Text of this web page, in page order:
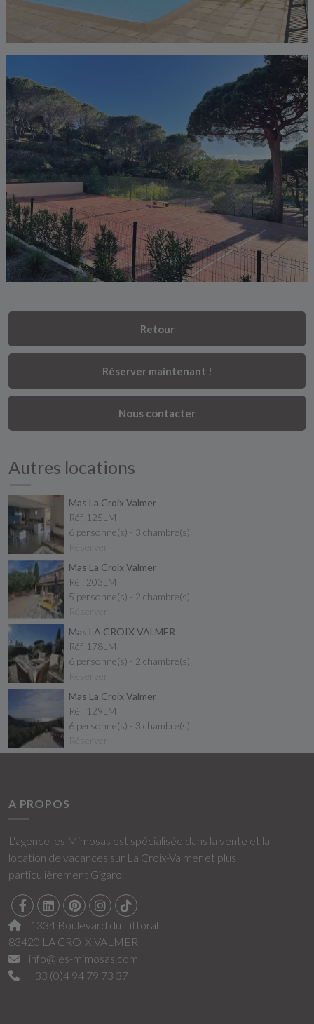
Retour
Réserver maintenant !
Nous contacter
Autres locations
Mas La Croix Valmer
Réf. 125LM
6 personne(s) - 3 chambre(s)
Réserver
Mas La Croix Valmer
Réf. 203LM
5 personne(s) - 2 chambre(s)
Réserver
Mas LA CROIX VALMER
Réf. 178LM
6 personne(s) - 2 chambre(s)
Réserver
Mas La Croix Valmer
Réf. 129LM
6 personne(s) - 3 chambre(s)
Réserver
A PROPOS
L'agence les Mimosas est spécialisée dans la vente et la
location de vacances sur La Croix-Valmer et plus
particulièrement Gigaro.
1334 Boulevard du Littoral
83420 LA CROIX VALMER
info@les-mimosas.com
+33 (0)4 94 79 73 37